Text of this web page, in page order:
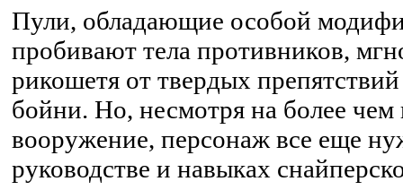
Пули, обладающие особой
пробивают тела противников,
рикошетя от твердых
бойни. Но, несмотря на более
вооружение, персонаж все еще
руководстве и навыках